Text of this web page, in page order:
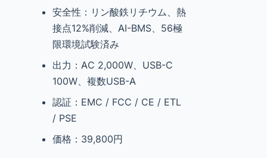
安全性：リン酸鉄リチウム、熱
接点12%削減、AI-BMS、56極
限環境試験済み
出力：AC 2,000W、USB-C
100W、複数USB-A
認証：EMC / FCC / CE / ETL
/ PSE
価格：39,800円